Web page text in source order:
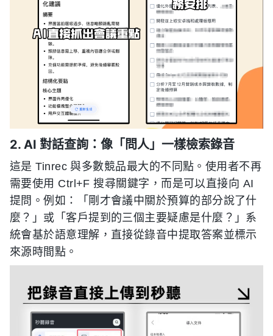
2. AI 對話查詢：像「問人」一樣檢索錄音
這是 Tinrec 與多數競品最大的不同點。使用者不再
需要使用 Ctrl+F 搜尋關鍵字，而是可以直接向 AI
提問。例如：「剛才會議中關於預算的部分說了什
麼？」或「客戶提到的三個主要疑慮是什麼？」系
統會基於語意理解，直接從錄音中提取答案並標示
來源時間點。